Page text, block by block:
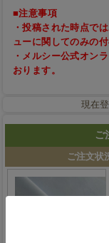
■注意事項
・投稿された時点で
ューに関してのみの付
・メルシー公式オン
おります。
現在
ご